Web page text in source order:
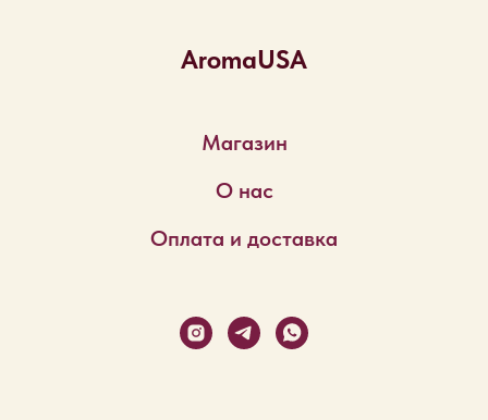
AromaUSA
Магазин
О нас
Оплата и доставка